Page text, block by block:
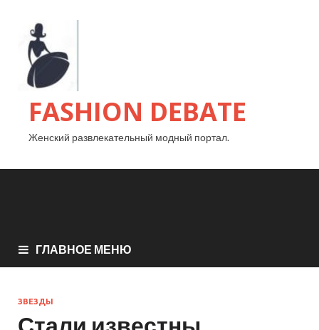
FASHION DEBATE
Женский развлекательный модный портал.
ГЛАВНОЕ МЕНЮ
ЗВЕЗДЫ